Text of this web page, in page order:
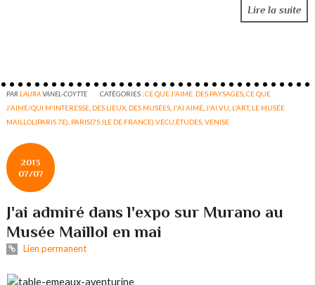
Lire la suite
PARLAURAVANEL-COYTTE CATÉGORIES :CE QUE J'AIME. DES PAYSAGES ,CE QUE
J'AIME/QUI M'INTERESSE DES LIEUX DES MUSÉES J'AI AIMÉ J'AI VU L'ART, LE MUSÉE
MAILLOL(PARIS 7E) PARIS(75,ILE DE FRANCE):VÉCU,ÉTUDES ,VENISE
2013
07/07
J'ai admiré dans l'expo sur Murano au
Musée Maillol en mai
Lien permanent